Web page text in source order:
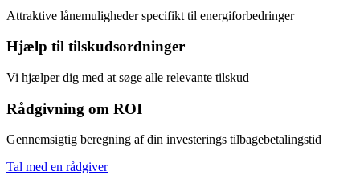
Attraktive lånemuligheder specifikt til energiforbedringer
Hjælp til tilskudsordninger
Vi hjælper dig med at søge alle relevante tilskud
Rådgivning om ROI
Gennemsigtig beregning af din investerings tilbagebetalingstid
Tal med en rådgiver